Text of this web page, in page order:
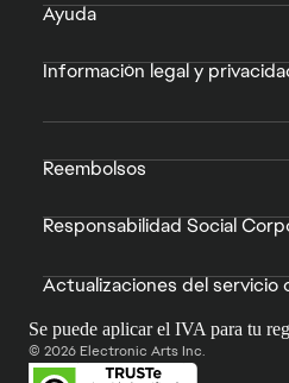
Ayuda
Información legal y
Reembolsos
Responsabilidad Social
Actualizaciones del servicio
Se puede aplicar el IVA para tu
© 2026 Electronic Arts Inc.